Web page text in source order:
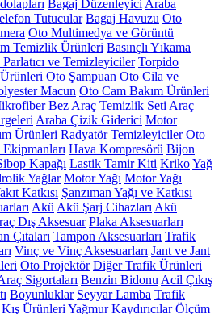
Bagaj Düzenleyici Araba
Tutucular Bagaj Havuzu Oto
Oto Multimedya ve Görüntü
Temizlik Ürünleri Basınçlı Yıkama
ve Temizleyiciler Torpido
Oto Şampuan Oto Cila ve
Macun Oto Cam Bakım Ürünleri
Bez Araç Temizlik Seti Araç
Araba Çizik Giderici Motor
Ürünleri Radyatör Temizleyiciler Oto
Hava Kompresörü Bijon
Kapağı Lastik Tamir Kiti KrikoYağ
Yağlar Motor Yağı Motor Yağı
Katkısı Şanzıman Yağı ve Katkısı
Akü Akü Şarj Cihazları Akü
Dış Aksesuar Plaka Aksesuarları
Çıtaları Tampon Aksesuarları Trafik
Vinç ve Vinç Aksesuarları Jant ve Jant
Oto Projektör Diğer Trafik Ürünleri
Sigortaları Benzin Bidonu Acil Çıkış
Boyunluklar Seyyar Lamba Trafik
Kış Ürünleri Yağmur Kaydırıcılar Ölçüm